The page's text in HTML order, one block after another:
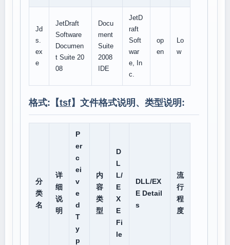
Jd
s.
ex
e
JetDraft
Software
Documen
t Suite 20
08
Docu
ment
Suite
2008
IDE
JetD
raft
Soft
war
e, In
c.
op
en
Lo
w
格式:【tsf】文件格式说明、类型说明:
分
类
名
详
细
说
明
P
er
c
ei
v
e
d
T
y
p
内
容
类
型
D
L
L/
E
X
E
Fi
le
DLL/EX
E Detail
s
流
行
程
度